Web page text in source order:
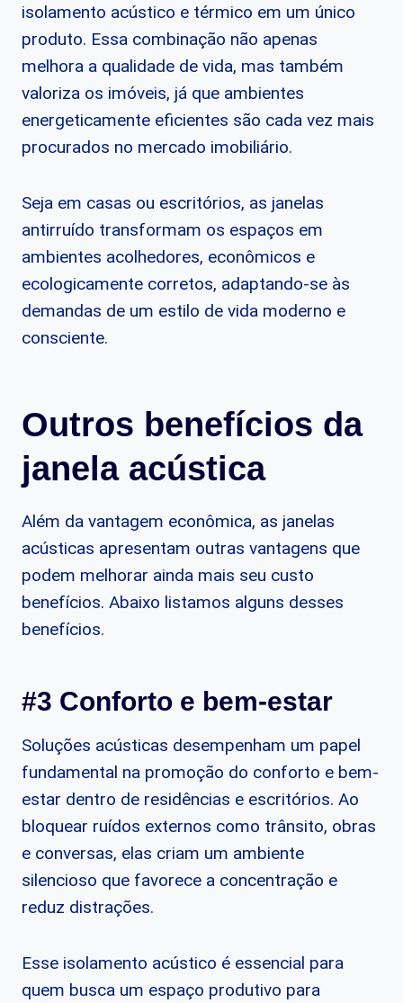
isolamento acústico e térmico em um único
produto. Essa combinação não apenas
melhora a qualidade de vida, mas também
valoriza os imóveis, já que ambientes
energeticamente eficientes são cada vez mais
procurados no mercado imobiliário.
Seja em casas ou escritórios, as janelas
antirruído transformam os espaços em
ambientes acolhedores, econômicos e
ecologicamente corretos, adaptando-se às
demandas de um estilo de vida moderno e
consciente.
Outros benefícios da
janela acústica
Além da vantagem econômica, as janelas
acústicas apresentam outras vantagens que
podem melhorar ainda mais seu custo
benefícios. Abaixo listamos alguns desses
benefícios.
#3 Conforto e bem-estar
Soluções acústicas desempenham um papel
fundamental na promoção do conforto e bem-
estar dentro de residências e escritórios. Ao
bloquear ruídos externos como trânsito, obras
e conversas, elas criam um ambiente
silencioso que favorece a concentração e
reduz distrações.
Esse isolamento acústico é essencial para
quem busca um espaço produtivo para